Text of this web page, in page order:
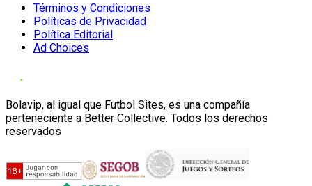
Términos y Condiciones
Políticas de Privacidad
Política Editorial
Ad Choices
Bolavip, al igual que Futbol Sites, es una compañía
perteneciente a Better Collective. Todos los derechos
reservados